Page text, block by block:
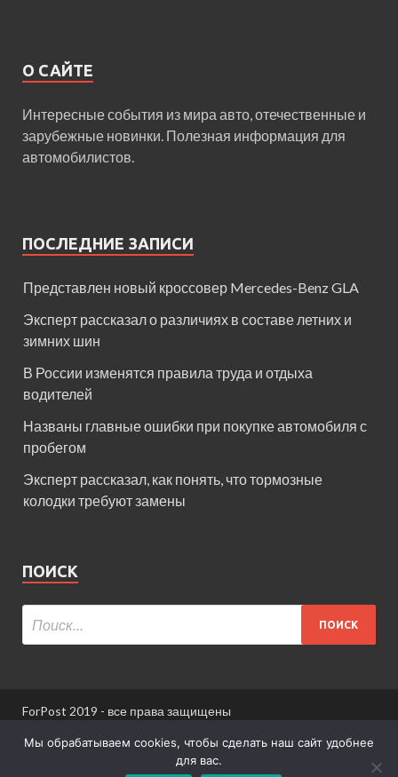
О САЙТЕ
Интересные события из мира авто, отечественные и
зарубежные новинки. Полезная информация для
автомобилистов.
ПОСЛЕДНИЕ ЗАПИСИ
Представлен новый кроссовер Mercedes-Benz GLA
Эксперт рассказал о различиях в составе летних и
зимних шин
В России изменятся правила труда и отдыха
водителей
Названы главные ошибки при покупке автомобиля с
пробегом
Эксперт рассказал, как понять, что тормозные
колодки требуют замены
ПОИСК
ForPost 2019 - все права защищены
При использовании материалов сайта ссылка
Мы обрабатываем cookies, чтобы сделать наш сайт удобнее
для вас.